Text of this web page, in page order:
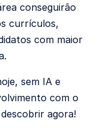
conseguirão
currículos,
com maior
sem IA e
com o
agora!